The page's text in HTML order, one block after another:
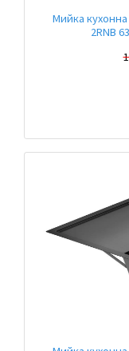
Мийка кухонна
2RNB